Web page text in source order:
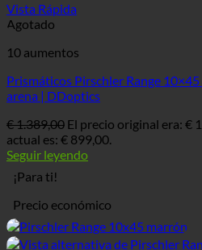
Vista Rápida
Agotado
10 aumentos
Prismáticos Pirschler Range
arena | DDoptics
€1.389,00 El precio original era: €
actual es: € 899,00.
Seguir leyendo
¡Para ti!
Precio económico